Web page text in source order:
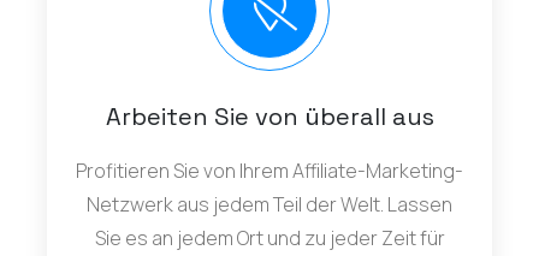
Arbeiten Sie von überall aus
Profitieren Sie von Ihrem Affiliate-Marketing-
Netzwerk aus jedem Teil der Welt. Lassen
Sie es an jedem Ort und zu jeder Zeit für